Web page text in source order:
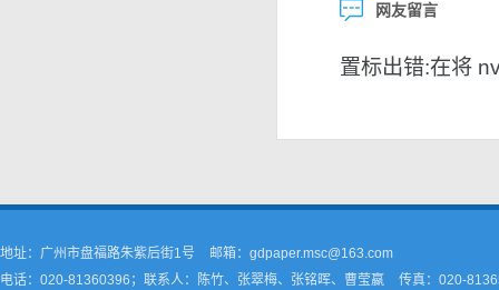
网友留言
置标出错:在将
地址：广州市盘福路朱紫后街1号
邮箱：gdpaper.msc@163.com
电话：020-81360396；联系人：陈竹、张翠梅、张铭晖、曹莹嬴
传真：020-